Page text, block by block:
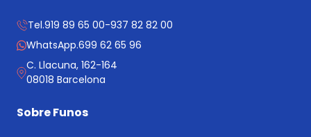
Tel.919 89 65 00-937 82 82 00
WhatsApp.699 62 65 96
C. Llacuna, 162-164
08018 Barcelona
Sobre Funos